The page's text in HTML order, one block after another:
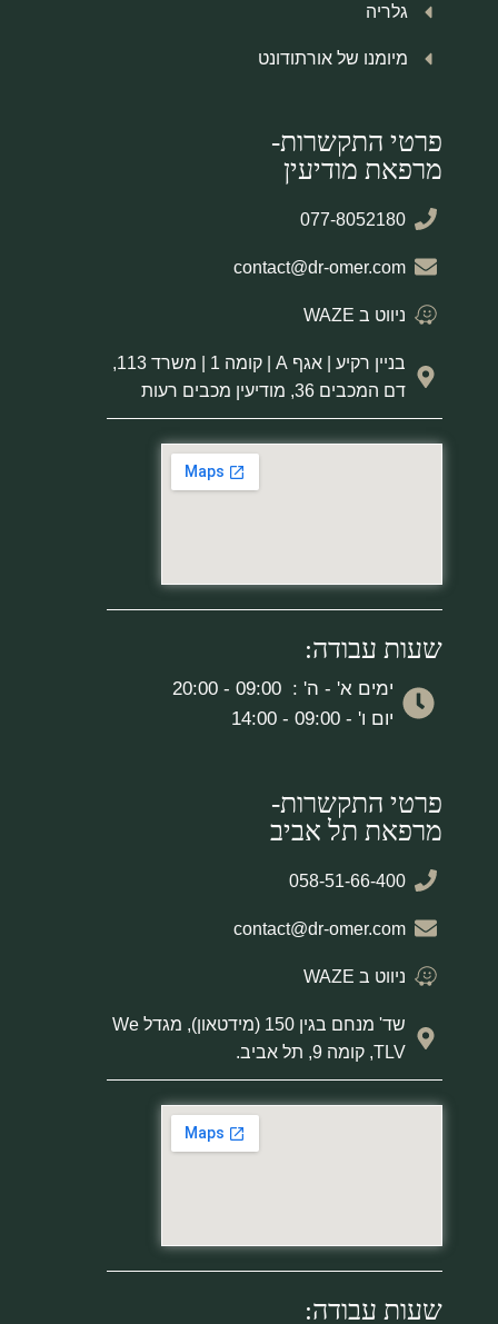
גלריה
מיומנו של אורתודונט
פרטי התקשרות-
מרפאת מודיעין
077-8052180
contact@dr-omer.com
ניווט ב WAZE
בניין רקיע | אגף A | קומה 1 | משרד 113,
דם המכבים 36, מודיעין מכבים רעות
שעות עבודה:
ימים א' - ה' : 09:00 - 20:00
יום ו' - 09:00 - 14:00
פרטי התקשרות-
מרפאת תל אביב
058-51-66-400
contact@dr-omer.com
ניווט ב WAZE
שד' מנחם בגין 150 (מידטאון), מגדל We
TLV, קומה 9, תל אביב.
שעות עבודה: